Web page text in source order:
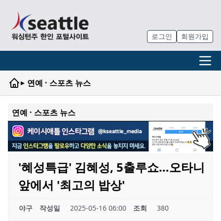
로그인 회원가입
▸ 연예 · 스포츠 뉴스
연예 · 스포츠 뉴스
'혜성특급' 김혜성, 5출루쇼…오타니
앞에서 '최고의 밥상'
야구 작성일 2025-05-16 06:00 조회 380